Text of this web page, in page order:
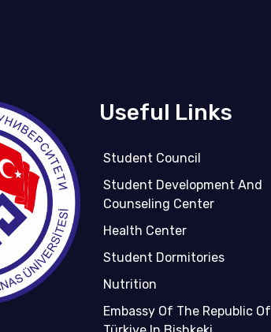
Useful Links
Student Council
Student Development And
Counseling Center
Health Center
Student Dormitories
Nutrition
Embassy Of The Republic Of